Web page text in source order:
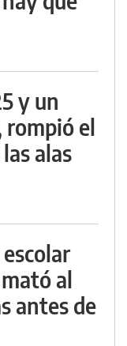
y un
rompió el
alas
al
antes de